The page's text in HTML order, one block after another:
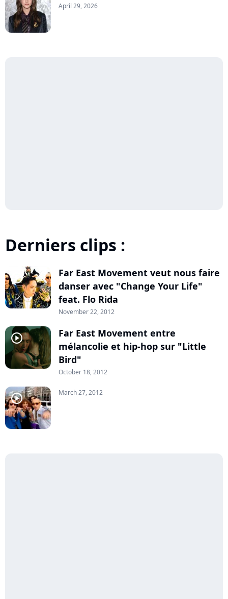
April 29, 2026
Derniers clips :
player2
Far East Movement veut nous faire
danser avec "Change Your Life"
feat. Flo Rida
November 22, 2012
player2
Far East Movement entre
mélancolie et hip-hop sur "Little
Bird"
October 18, 2012
player2 March 27, 2012